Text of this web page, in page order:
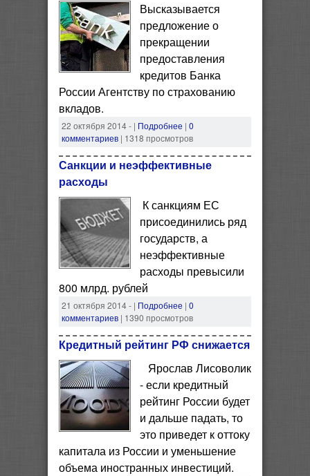
Высказывается
предложение о
прекращении
предоставления
кредитов Банка
России Агентству по страхованию
вкладов.
22 октября 2014 - | Подробнее | 0
комментариев | 1318 просмотров
Санкции и неэффективные
расходы
К санкциям ЕС
присоединились ряд
государств, а
неэффективные
расходы превысили
800 млрд. рублей
21 октября 2014 - | Подробнее | 0
комментариев | 1390 просмотров
Кредитный рейтинг РФ снижается
Ярослав Лисоволик
- если кредитный
рейтинг России будет
и дальше падать, то
это приведет к оттоку
капитала из России и уменьшение
объема иностранных инвестиций.